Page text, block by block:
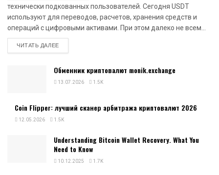
технически подкованных пользователей. Сегодня USDT
используют для переводов, расчетов, хранения средств и
операций с цифровыми активами. При этом далеко не всем...
ЧИТАТЬ ДАЛЕЕDETAILS
Обменник криптовалют monik.exchange
13.07.2026 1.5K
Coin Flipper: лучший сканер арбитража криптовалют 2026
12.05.2026 1.5K
Understanding Bitcoin Wallet Recovery. What You
Need to Know
10.12.2025 1.7K